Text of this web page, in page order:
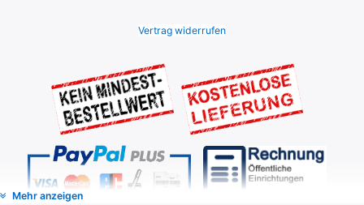
Vertrag widerrufen
Mehr anzeigen